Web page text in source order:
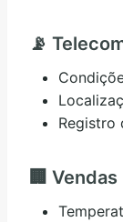
📡
Registro
🏢